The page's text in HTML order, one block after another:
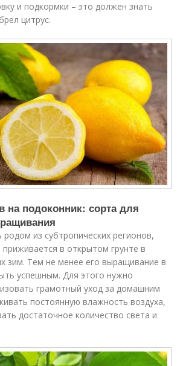
и подкормки – это должен знать
цитрус.
на подоконник: сорта для
родом из субтропических регионов,
в открытом грунте в
зим. Тем не менее его выращивание в
успешным. Для этого нужно
грамотный уход за домашним
постоянную влажность воздуха,
достаточное количество света и